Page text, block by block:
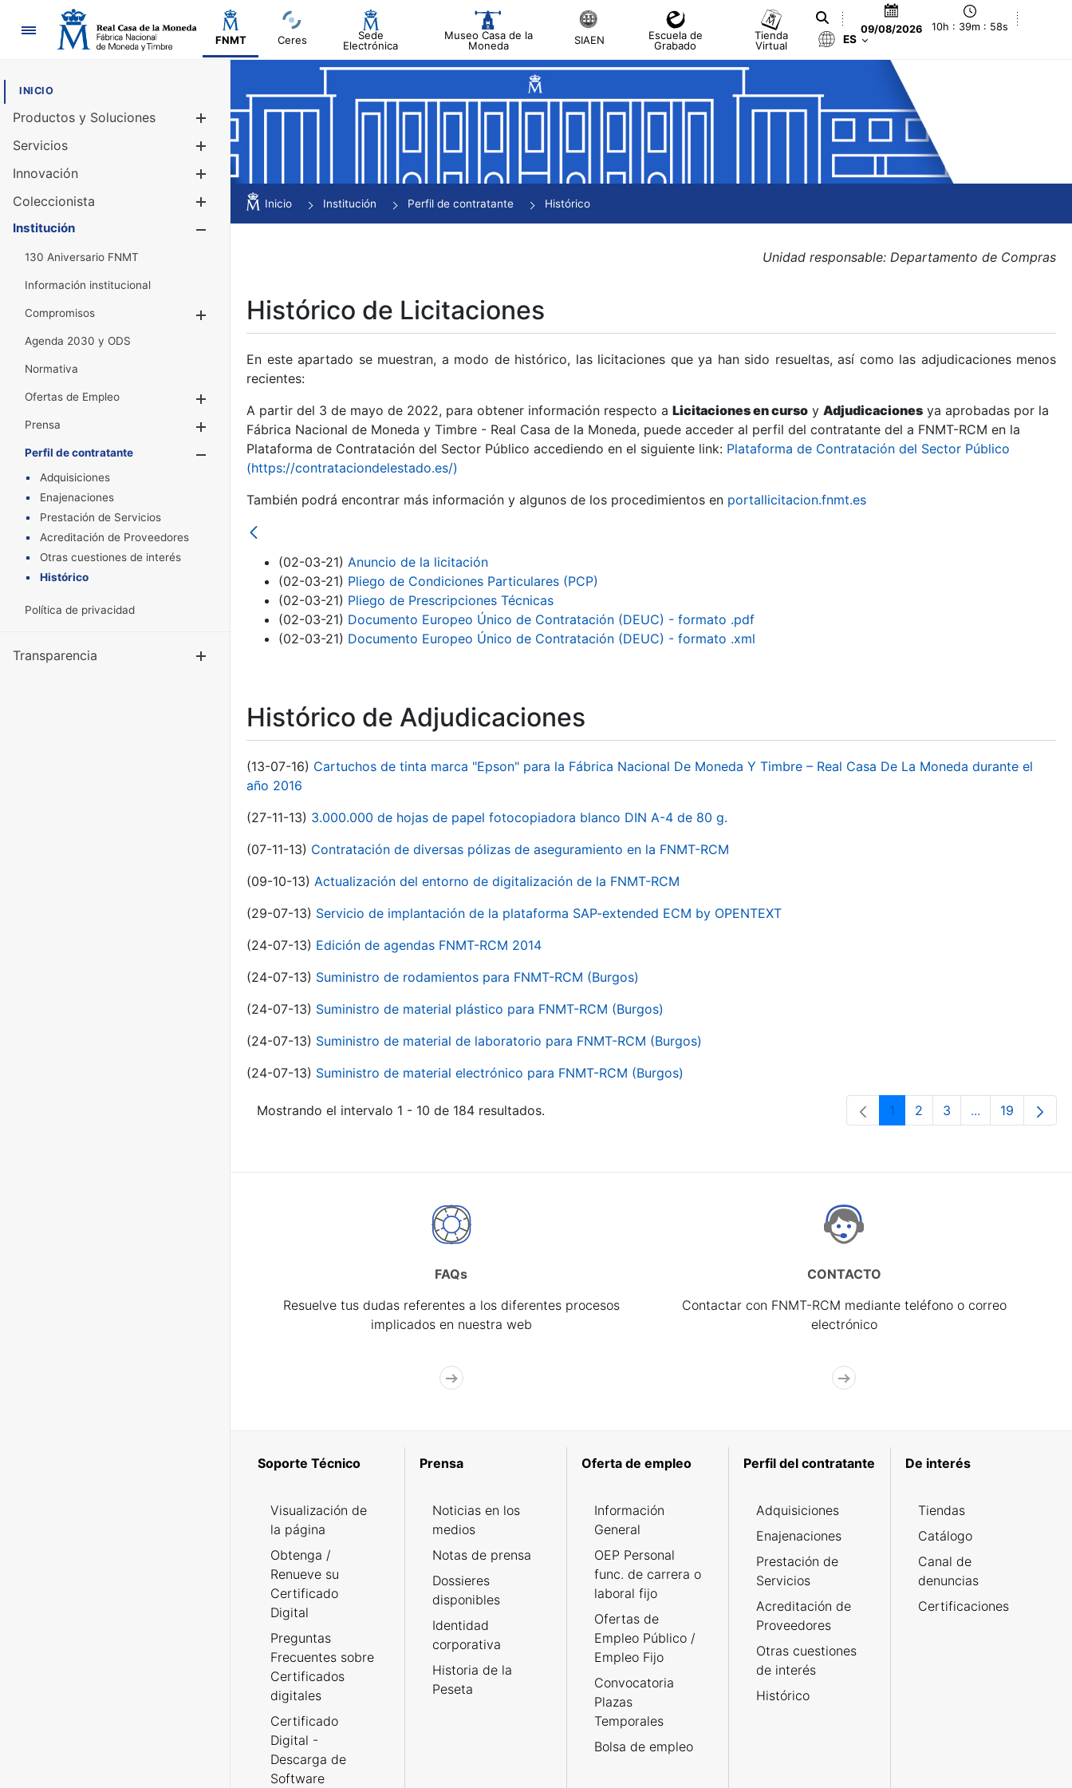
Navegación
FNMT Ceres
Sede
Electrónica
Museo Casa de la
Moneda
SIAEN
Escuela de
Grabado
Tienda
Virtual
09/08/2026 10h : 39m : 59s
ES
INICIO
Productos y Soluciones
Mostrar/Ocultar
Servicios
Innovación
Coleccionista
Mostrar/Ocultar
Institución
130 Aniversario FNMT
Información institucional
Compromisos
Mostrar/Ocultar
Agenda 2030 y ODS
Normativa
Ofertas de Empleo
Prensa
Mostrar/Ocultar
Perfil de contratante
Mostrar/Ocultar
Adquisiciones
Enajenaciones
Prestación de Servicios
Acreditación de Proveedores
Otras cuestiones de interés
Histórico
Política de privacidad
Transparencia
Inicio Institución Perfil de contratante Histórico
Unidad responsable: Departamento de Compras
Histórico de Licitaciones
En este apartado se muestran, a modo de histórico, las licitaciones que ya han sido resueltas, así como las adjudicaciones menos
recientes:
A partir del 3 de mayo de 2022, para obtener información respecto a Licitaciones en curso y Adjudicaciones ya aprobadas por la
Fábrica Nacional de Moneda y Timbre - Real Casa de la Moneda, puede acceder al perfil del contratante del a FNMT-RCM en la
Plataforma de Contratación del Sector Público accediendo en el siguiente link: Plataforma de Contratación del Sector Público
(https://contrataciondelestado.es/)
También podrá encontrar más información y algunos de los procedimientos en portallicitacion.fnmt.es
(02-03-21) Anuncio de la licitación
(02-03-21) Pliego de Condiciones Particulares (PCP)
(02-03-21) Pliego de Prescripciones Técnicas
(02-03-21) Documento Europeo Único de Contratación (DEUC) - formato .pdf
(02-03-21) Documento Europeo Único de Contratación (DEUC) - formato .xml
Histórico de Adjudicaciones
(13-07-16) Cartuchos de tinta marca "Epson" para la Fábrica Nacional De Moneda Y Timbre – Real Casa De La Moneda durante el
año 2016
(27-11-13) 3.000.000 de hojas de papel fotocopiadora blanco DIN A-4 de 80 g.
(07-11-13) Contratación de diversas pólizas de aseguramiento en la FNMT-RCM
(09-10-13) Actualización del entorno de digitalización de la FNMT-RCM
(29-07-13) Servicio de implantación de la plataforma SAP-extended ECM by OPENTEXT
(24-07-13) Edición de agendas FNMT-RCM 2014
(24-07-13) Suministro de rodamientos para FNMT-RCM (Burgos)
(24-07-13) Suministro de material plástico para FNMT-RCM (Burgos)
(24-07-13) Suministro de material de laboratorio para FNMT-RCM (Burgos)
(24-07-13) Suministro de material electrónico para FNMT-RCM (Burgos)
Mostrando el intervalo 1 - 10 de 184 resultados. Página
1 Página
2 Página
3 ...PáginasPágina
19
FAQs
Resuelve tus dudas referentes a los diferentes procesos
implicados en nuestra web
CONTACTO
Contactar con FNMT-RCM mediante teléfono o correo
electrónico
Soporte Técnico
Visualización de
la página
Obtenga /
Renueve su
Certificado
Digital
Preguntas
Frecuentes sobre
Certificados
digitales
Certificado
Digital -
Descarga de
Software
Prensa
Noticias en los
medios
Notas de prensa
Dossieres
disponibles
Identidad
corporativa
Historia de la
Peseta
Oferta de empleo
Información
General
OEP Personal
func. de carrera o
laboral fijo
Ofertas de
Empleo Público /
Empleo Fijo
Convocatoria
Plazas
Temporales
Bolsa de empleo
Perfil del contratante
Adquisiciones
Enajenaciones
Prestación de
Servicios
Acreditación de
Proveedores
Otras cuestiones
de interés
Histórico
De interés
Tiendas
Catálogo
Canal de
denuncias
Certificaciones